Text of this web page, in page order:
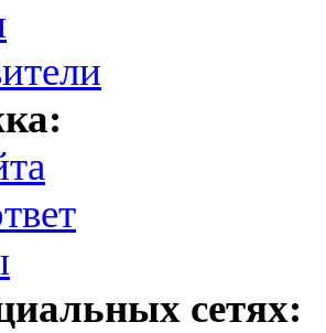
сетях: